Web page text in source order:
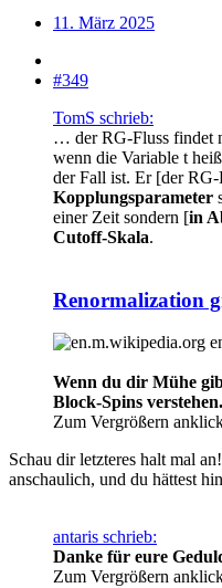
11. März 2025
#349
TomS schrieb:
… der RG-Fluss findet
wenn die Variable t
der Fall ist. Er [der
Kopplungsparameter
einer Zeit sondern [in
Cutoff-Skala.
Renormalization
Wenn du dir Mühe
Block-Spins verstehen.
Zum Vergrößern
Schau dir letzteres halt mal
anschaulich, und du hättest
antaris schrieb:
Danke für eure
Zum Vergrößern